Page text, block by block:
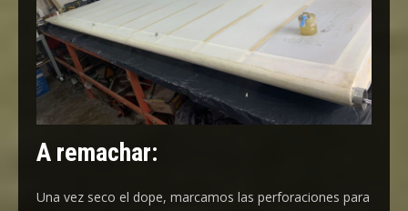
A remachar:
Una vez seco el dope, marcamos las perforaciones para